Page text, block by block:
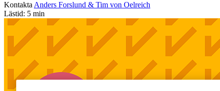
Kontakta Anders Forslund & Tim von Oelreich
Lästid: 5 min